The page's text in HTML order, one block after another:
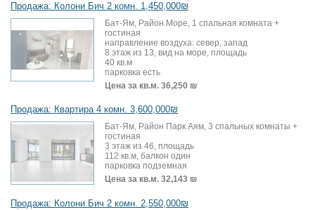
Продажа: Колони Бич 2 комн. 1,450,000₪
Бат-Ям, Район Море, 1 спальная комната +
гостиная
направление воздуха: север, запад
8 этаж из 13, вид на море, площадь
40 кв.м
парковка есть
Цена за кв.м. 36,250 ₪
Продажа: Квартира 4 комн. 3,600,000₪
Бат-Ям, Район Парк Аям, 3 спальных комнаты +
гостиная
3 этаж из 46, площадь
112 кв.м, балкон один
парковка подземная
Цена за кв.м. 32,143 ₪
Продажа: Колони Бич 2 комн. 2,550,000₪